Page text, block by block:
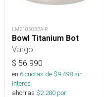
LM210503BA-R
Bowl Titanium Bot
Vargo
$ 56.990
en 6cuotas de $9.498sin
interés
ahorras $2.280 por